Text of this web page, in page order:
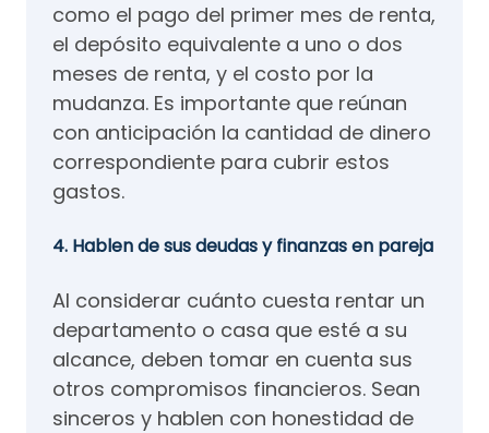
como el pago del primer mes de renta,
el depósito equivalente a uno o dos
meses de renta, y el costo por la
mudanza. Es importante que reúnan
con anticipación la cantidad de dinero
correspondiente para cubrir estos
gastos.
4. Hablen de sus deudas y finanzas en pareja
Al considerar cuánto cuesta rentar un
departamento o casa que esté a su
alcance, deben tomar en cuenta sus
otros compromisos financieros. Sean
sinceros y hablen con honestidad de